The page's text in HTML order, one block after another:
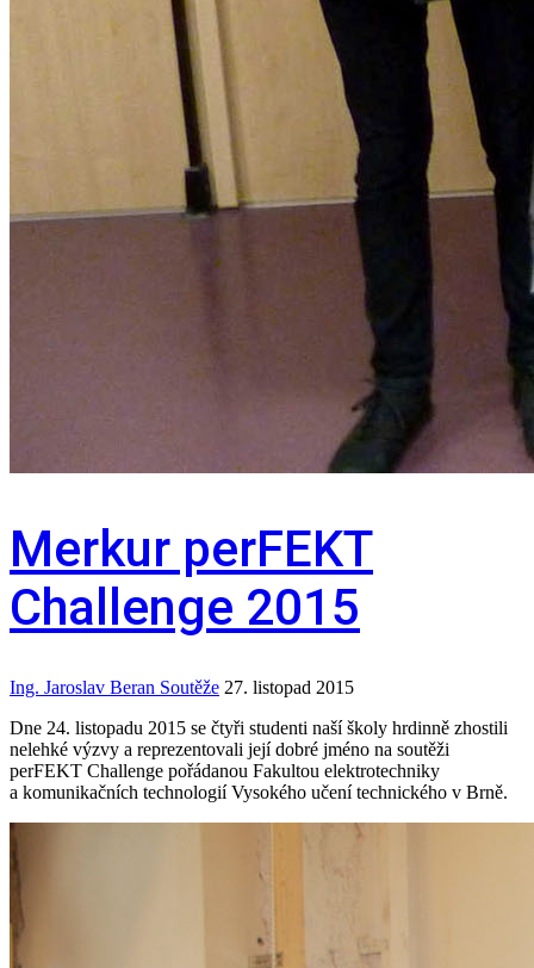
Merkur perFEKT
Challenge 2015
Ing. Jaroslav Beran Soutěže 27. listopad 2015
Dne 24. listopadu 2015 se čtyři studenti naší školy hrdinně zhostili
nelehké výzvy a reprezentovali její dobré jméno na soutěži
perFEKT Challenge pořádanou Fakultou elektrotechniky
a komunikačních technologií Vysokého učení technického v Brně.